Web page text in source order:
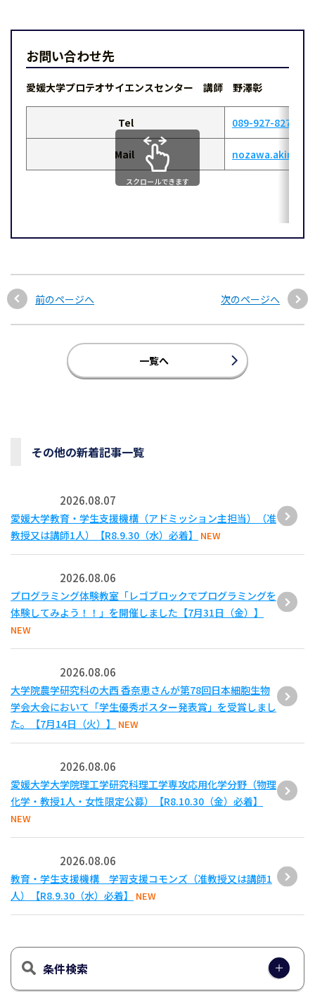
お問い合わせ先
愛媛大学プロテオサイエンスセンター 講師 野澤彰
Tel 089-927-8275
Mail
スクロールできます
前のページへ 次のページへ
一覧へ
その他の新着記事一覧
2026.08.07
愛媛大学教育・学生支援機構（アドミッション主担当）（准
教授又は講師1人）【R8.9.30（水）必着】
NEW
2026.08.06
プログラミング体験教室「レゴブロックでプログラミングを
体験してみよう！！」を開催しました【7月31日（金）】
NEW
2026.08.06
大学院農学研究科の大西 香奈恵さんが第78回日本細胞生物
学会大会において「学生優秀ポスター発表賞」を受賞しまし
た。【7月14日（火）】
NEW
2026.08.06
愛媛大学大学院理工学研究科理工学専攻応用化学分野（物理
化学・教授1人・女性限定公募）【R8.10.30（金）必着】
NEW
2026.08.06
教育・学生支援機構 学習支援コモンズ（准教授又は講師1
人）【R8.9.30（水）必着】
NEW
条件検索